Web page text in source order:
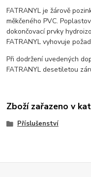
FATRANYL je žárově
měkčeného PVC.
dokončovací prvky
FATRANYL vyhovuje
Při dodržení uvedených
FATRANYL desetiletou
Zboží zařazeno v
Příslušenství